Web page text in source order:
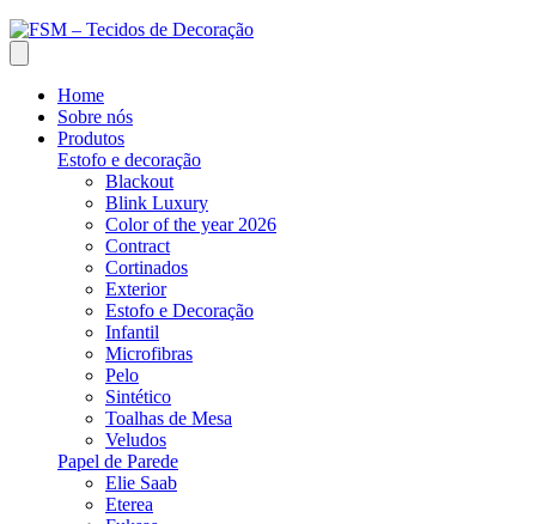
Home
Sobre nós
Produtos
Estofo e decoração
Blackout
Blink Luxury
Color of the year 2026
Contract
Cortinados
Exterior
Estofo e Decoração
Infantil
Microfibras
Pelo
Sintético
Toalhas de Mesa
Veludos
Papel de Parede
Elie Saab
Eterea